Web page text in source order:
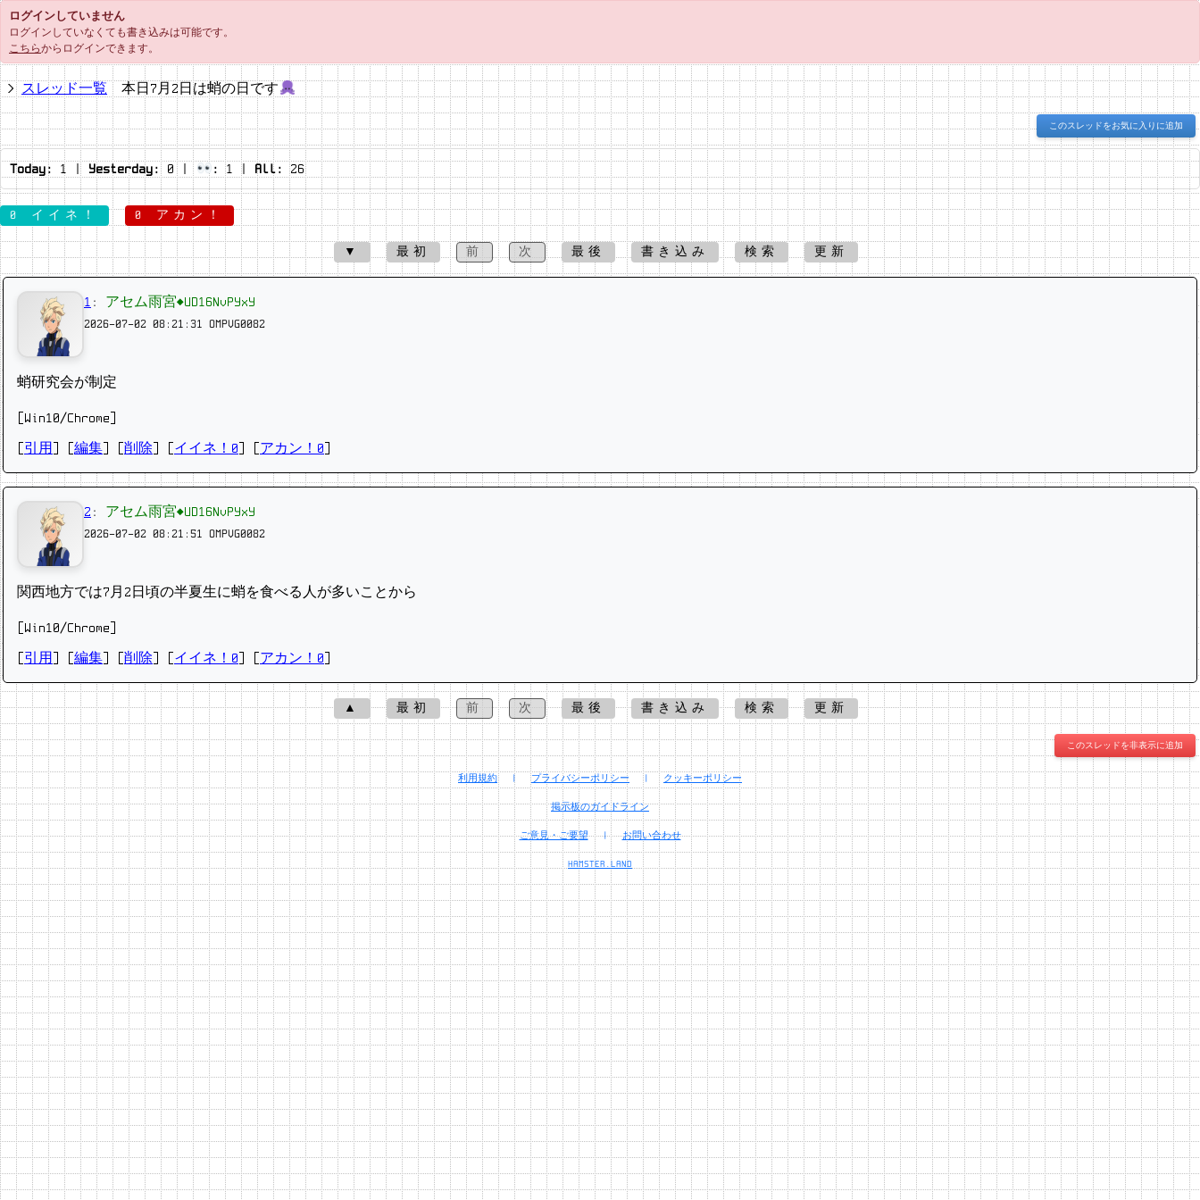
ログインしていません
ログインしていなくても書き込みは可能です。
こちらからログインできます。
スレッド一覧 本日7月2日は蛸の日です
このスレッドをお気に入りに追加
Today: 1 | Yesterday:0 | : 1 | All: 26
0 イイネ！ 0 アカン！
▼ 最初 前 次 最後 書き込み 検索 更新
1 : アセム雨宮◆UD16NvPYxY
2026-07-02 08:21:31 OMPVG0082
蛸研究会が制定
[Win10/Chrome]
引用 編集 削除 イイネ！0 アカン！0
2 : アセム雨宮◆UD16NvPYxY
2026-07-02 08:21:51 OMPVG0082
関西地方では7月2日頃の半夏生に蛸を食べる人が多いことから
[Win10/Chrome]
引用 編集 削除 イイネ！0 アカン！0
▲ 最初 前 次 最後 書き込み 検索 更新
このスレッドを非表示に追加
利用規約 | プライバシーポリシー | クッキーポリシー
掲示板のガイドライン
ご意見・ご要望 | お問い合わせ
HAMSTER.LAND